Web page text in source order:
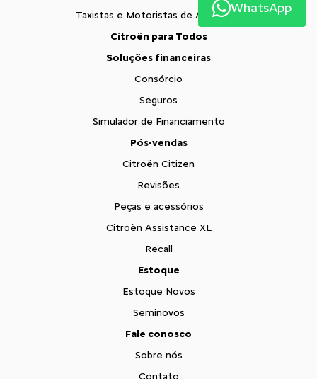
Taxistas e Motoristas de Aplicativo
Citroën para Todos
Soluções financeiras
Consórcio
Seguros
Simulador de Financiamento
Pós-vendas
Citroën Citizen
Revisões
Peças e acessórios
Citroën Assistance XL
Recall
Estoque
Estoque Novos
Seminovos
Fale conosco
Sobre nós
Contato
WhatsApp